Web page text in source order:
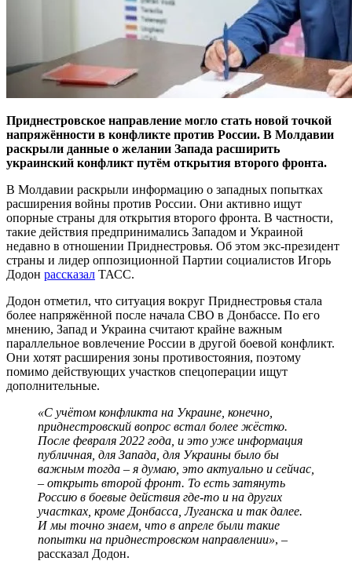
Приднестровское направление могло стать новой точкой
напряжённости в конфликте против России. В Молдавии
раскрыли данные о желании Запада расширить
украинский конфликт путём открытия второго фронта.
В Молдавии раскрыли информацию о западных попытках
расширения войны против России. Они активно ищут
опорные страны для открытия второго фронта. В частности,
такие действия предпринимались Западом и Украиной
недавно в отношении Приднестровья. Об этом экс-президент
страны и лидер оппозиционной Партии социалистов Игорь
Додон рассказал ТАСС.
Додон отметил, что ситуация вокруг Приднестровья стала
более напряжённой после начала СВО в Донбассе. По его
мнению, Запад и Украина считают крайне важным
параллельное вовлечение России в другой боевой конфликт.
Они хотят расширения зоны противостояния, поэтому
помимо действующих участков спецоперации ищут
дополнительные.
«С учётом конфликта на Украине, конечно,
приднестровский вопрос встал более жёстко.
После февраля 2022 года, и это уже информация
публичная, для Запада, для Украины было бы
важным тогда – я думаю, это актуально и сейчас,
– открыть второй фронт. То есть затянуть
Россию в боевые действия где-то и на других
участках, кроме Донбасса, Луганска и так далее.
И мы точно знаем, что в апреле были такие
попытки на приднестровском направлении», –
рассказал Додон.